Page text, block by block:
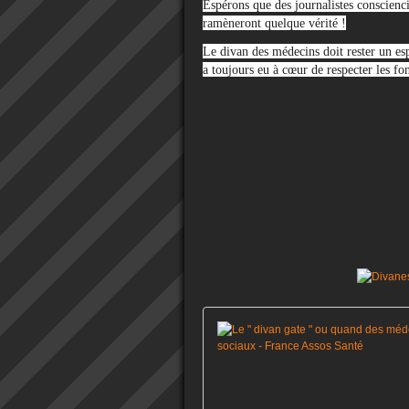
Espérons que des journalistes
ramèneront quelque vérité !
Le divan des médecins doit rester un
a toujours eu à cœur de respecter les